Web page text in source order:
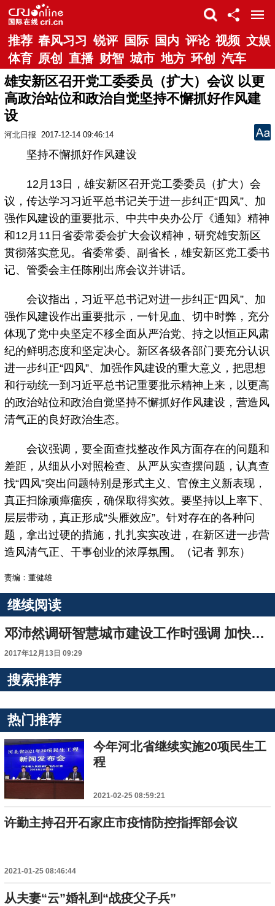
推荐 春风习习 锐评 国际 国内 评论 视频 文娱
体育 原创 直播 财智 城市 地方 环创 汽车
雄安新区召开党工委委员（扩大）会议 以更
高政治站位和政治自觉坚持不懈抓好作风建
设
河北日报 2017-12-14 09:46:14
坚持不懈抓好作风建设
12月13日，雄安新区召开党工委委员（扩大）会
议，传达学习习近平总书记关于进一步纠正“四风”、加
强作风建设的重要批示、中共中央办公厅《通知》精神
和12月11日省委常委会扩大会议精神，研究雄安新区
贯彻落实意见。省委常委、副省长，雄安新区党工委书
记、管委会主任陈刚出席会议并讲话。
会议指出，习近平总书记对进一步纠正“四风”、加
强作风建设作出重要批示，一针见血、切中时弊，充分
体现了党中央坚定不移全面从严治党、持之以恒正风肃
纪的鲜明态度和坚定决心。新区各级各部门要充分认识
进一步纠正“四风”、加强作风建设的重大意义，把思想
和行动统一到习近平总书记重要批示精神上来，以更高
的政治站位和政治自觉坚持不懈抓好作风建设，营造风
清气正的良好政治生态。
会议强调，要全面查找整改作风方面存在的问题和
差距，从细从小对照检查、从严从实查摆问题，认真查
找“四风”突出问题特别是形式主义、官僚主义新表现，
真正扫除顽瘴痼疾，确保取得实效。要坚持以上率下、
层层带动，真正形成“头雁效应”。针对存在的各种问
题，拿出过硬的措施，扎扎实实改进，在新区进一步营
造风清气正、干事创业的浓厚氛围。（记者 郭东）
责编：董健雄
继续阅读
邓沛然调研智慧城市建设工作时强调 加快智慧城市建设 全面提高信息化水平
2017年12月13日 09:29
搜索推荐
热门推荐
今年河北省继续实施20项民生工
程
2021-02-25 08:59:21
许勤主持召开石家庄市疫情防控指挥部会议
2021-01-25 08:46:44
从夫妻“云”婚礼到“战疫父子兵”